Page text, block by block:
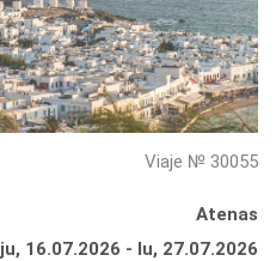
Viaje № 30055
Atenas
ju, 16.07.2026 - lu, 27.07.2026